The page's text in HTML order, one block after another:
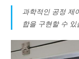
과학적인 공정 제
합을 구현할 수 있